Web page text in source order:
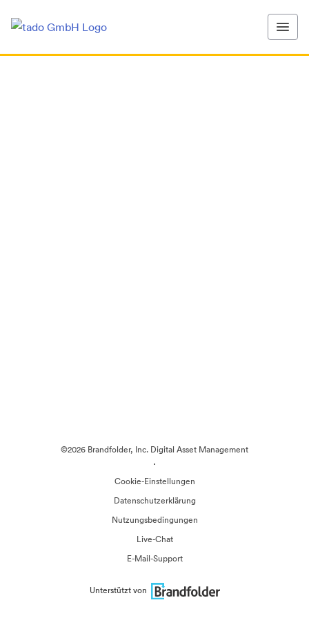
©2026 Brandfolder, Inc. Digital Asset Management
·
Cookie-Einstellungen
Datenschutzerklärung
Nutzungsbedingungen
Live-Chat
E-Mail-Support
Unterstützt von